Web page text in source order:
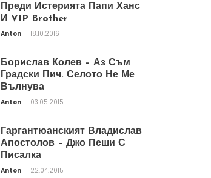
Преди Истерията Папи Ханс
И VIP Brother
Anton 18.10.2016
Борислав Колев – Аз Съм
Градски Пич. Селото Не Ме
Вълнува
Anton 03.05.2015
Гаргантюанският Владислав
Апостолов – Джо Пеши С
Писалка
Anton 22.04.2015